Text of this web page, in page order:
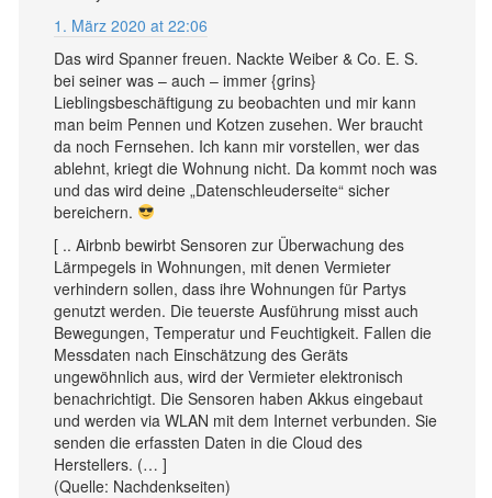
1. März 2020 at 22:06
Das wird Spanner freuen. Nackte Weiber & Co. E. S.
bei seiner was – auch – immer {grins}
Lieblingsbeschäftigung zu beobachten und mir kann
man beim Pennen und Kotzen zusehen. Wer braucht
da noch Fernsehen. Ich kann mir vorstellen, wer das
ablehnt, kriegt die Wohnung nicht. Da kommt noch was
und das wird deine „Datenschleuderseite“ sicher
bereichern.
[ .. Airbnb bewirbt Sensoren zur Überwachung des
Lärmpegels in Wohnungen, mit denen Vermieter
verhindern sollen, dass ihre Wohnungen für Partys
genutzt werden. Die teuerste Ausführung misst auch
Bewegungen, Temperatur und Feuchtigkeit. Fallen die
Messdaten nach Einschätzung des Geräts
ungewöhnlich aus, wird der Vermieter elektronisch
benachrichtigt. Die Sensoren haben Akkus eingebaut
und werden via WLAN mit dem Internet verbunden. Sie
senden die erfassten Daten in die Cloud des
Herstellers. (… ]
(Quelle: Nachdenkseiten)